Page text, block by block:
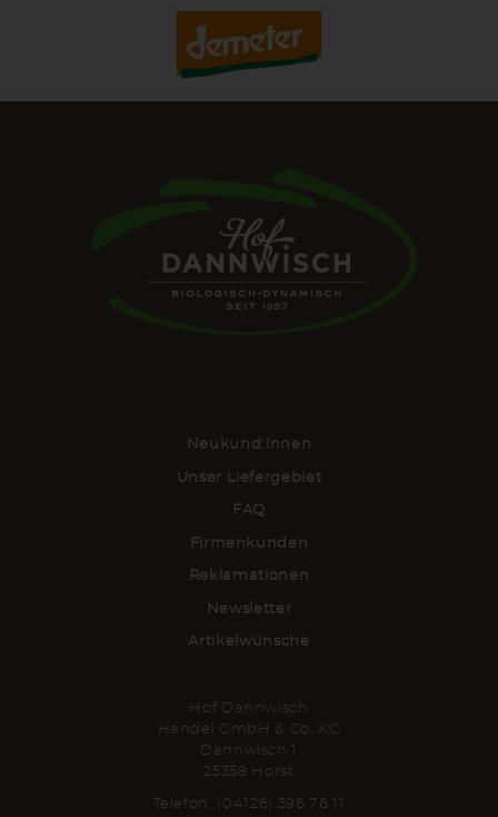
Neukund:innen
Unser Liefergebiet
FAQ
Firmenkunden
Reklamationen
Newsletter
Artikelwünsche
Hof Dannwisch
Handel GmbH & Co. KG
Dannwisch 1
25358 Horst
Telefon: (04126) 396 76 11